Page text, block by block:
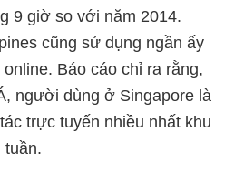
9 giờ so với năm 2014.
cũng sử dụng ngần ấy
Báo cáo chỉ ra rằng,
người dùng ở Singapore là
trực tuyến nhiều nhất khu